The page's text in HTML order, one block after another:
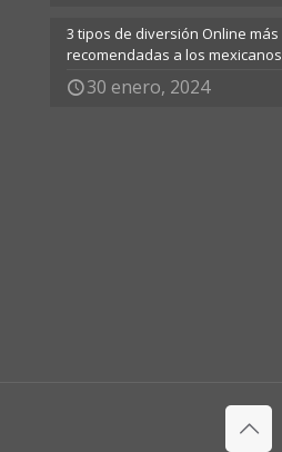
3 tipos de diversión Online más
recomendadas a los mexicanos
30 enero, 2024